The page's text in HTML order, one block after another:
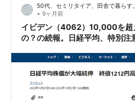
分の売買インパク…
50代、セミリタイア、田舎で暮らす
• 9ヶ月前
イビデン（4062）10,000を超
の？の続報。日経平均、特別注
ックリ。